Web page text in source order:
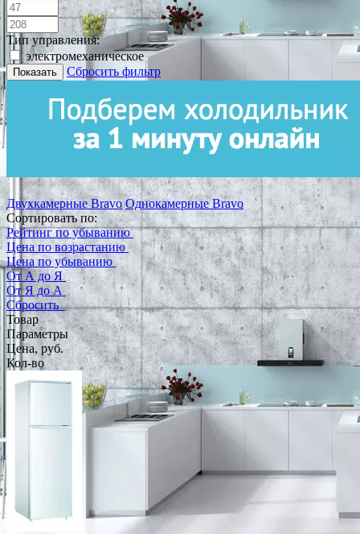
Тип управления:
электромеханическое
Показать Сбросить фильтр
Двухкамерные Bravo Однокамерные Bravo
Сортировать по:
Рейтинг по убыванию
Цена по возрастанию
Цена по убыванию
От А до Я
От Я до А
Сбросить
Товар
Параметры
Цена, руб.
Кол-во